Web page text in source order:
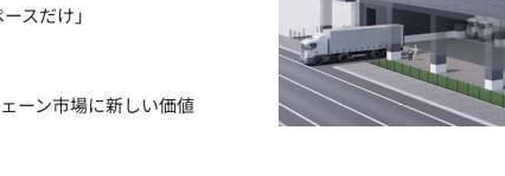
スだけ」
ーン市場に新しい価値